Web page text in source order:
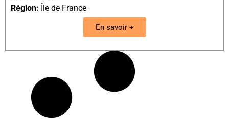
Région: Île de France
En savoir +